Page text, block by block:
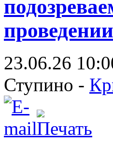
23.06.26
Ступино -